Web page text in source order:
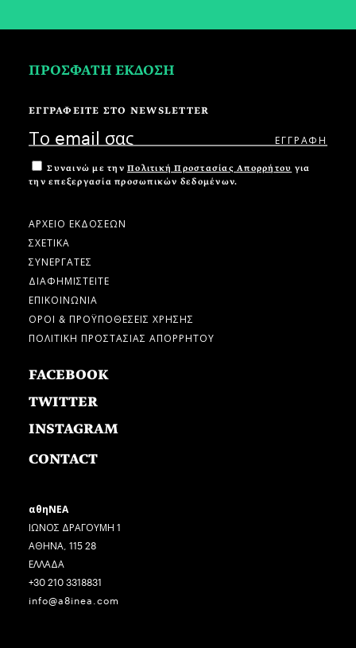
ΠΡΟΣΦΑΤΗ ΕΚΔΟΣΗ
ΕΓΓΡΑΦΕΙΤΕ ΣΤΟ NEWSLETTER
Συναινώ με την Πολιτική Προστασίας Απορρήτου για
την επεξεργασία προσωπικών δεδομένων.
ΑΡΧΕΙΟ ΕΚΔΟΣΕΩΝ
ΣΧΕΤΙΚΑ
ΣΥΝΕΡΓΑΤΕΣ
ΔΙΑΦΗΜΙΣΤΕΙΤΕ
ΕΠΙΚΟΙΝΩΝΙΑ
ΟΡΟΙ & ΠΡΟΫΠΟΘΕΣΕΙΣ ΧΡΗΣΗΣ
ΠΟΛΙΤΙΚΗ ΠΡΟΣΤΑΣΙΑΣ ΑΠΟΡΡΗΤΟΥ
FACEBOOK
TWITTER
INSTAGRAM
CONTACT
αθηΝΕΑ
ΙΩΝΟΣ ΔΡΑΓΟΥΜΗ 1
ΑΘΗΝΑ, 115 28
ΕΛΛΑΔΑ
+30 210 3318831
info@a8inea.com